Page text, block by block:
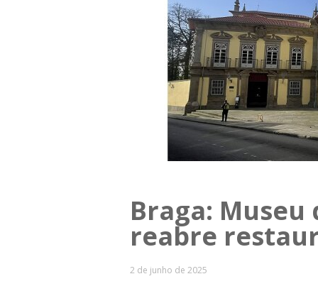
Braga: Museu
reabre
2 de junho de 2025